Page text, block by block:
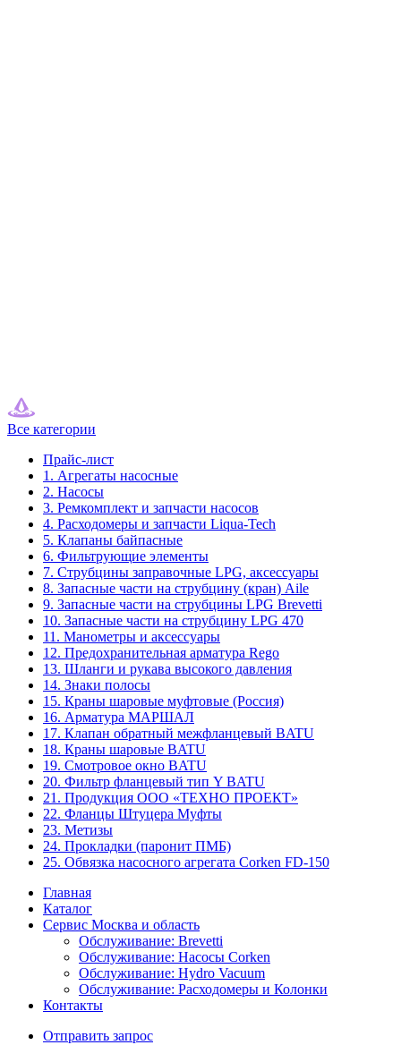
Все категории
Прайс-лист
1. Агрегаты насосные
2. Насосы
3. Ремкомплект и запчасти насосов
4. Расходомеры и запчасти Liqua-Tech
5. Клапаны байпасные
6. Фильтрующие элементы
7. Струбцины заправочные LPG, аксессуары
8. Запасные части на струбцину (кран) Aile
9. Запасные части на струбцины LPG Brevetti
10. Запасные части на струбцину LPG 470
11. Манометры и аксессуары
12. Предохранительная арматура Rego
13. Шланги и рукава высокого давления
14. Знаки полосы
15. Краны шаровые муфтовые (Россия)
16. Арматура МАРШАЛ
17. Клапан обратный межфланцевый BATU
18. Краны шаровые BATU
19. Смотровое окно BATU
20. Фильтр фланцевый тип Y BATU
21. Продукция ООО «ТЕХНО ПРОЕКТ»
22. Фланцы Штуцера Муфты
23. Метизы
24. Прокладки (паронит ПМБ)
25. Обвязка насосного агрегата Corken FD-150
Главная
Каталог
Сервис Москва и область
Обслуживание: Brevetti
Обслуживание: Насосы Corken
Обслуживание: Hydro Vacuum
Обслуживание: Расходомеры и Колонки
Контакты
Отправить запрос